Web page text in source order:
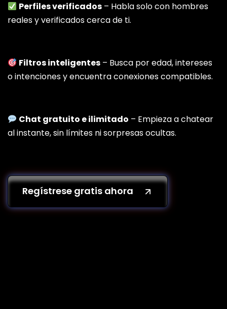
Perfiles verificados – Habla solo con hombres
reales y verificados cerca de ti.
Filtros inteligentes – Busca por edad, intereses
o intenciones y encuentra conexiones compatibles.
Chat gratuito e ilimitado – Empieza a chatear
al instante, sin límites ni sorpresas ocultas.
Regístrese gratis ahora